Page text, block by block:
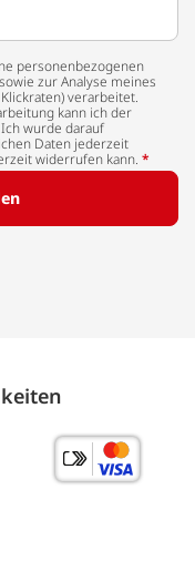
personenbezogenen
zur Analyse meines
verarbeitet.
kann ich der
wurde darauf
Daten jederzeit
widerrufen kann. *